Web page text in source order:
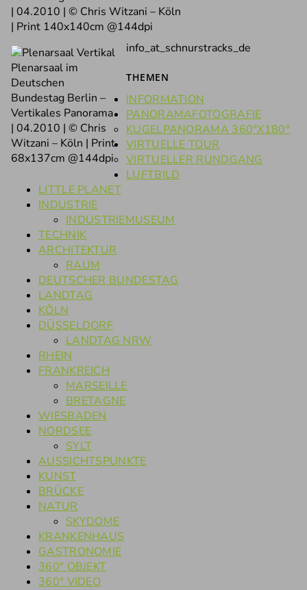
| 04.2010 | © Chris Witzani – Köln
| Print 140x140cm @144dpi
Plenarsaal im
Deutschen
Bundestag Berlin –
Vertikales Panorama
| 04.2010 | © Chris
Witzani – Köln | Print
68x137cm @144dpi
info_at_schnurstracks_de
THEMEN
INFORMATION
PANORAMAFOTOGRAFIE
KUGELPANORAMA 360°X180°
VIRTUELLE TOUR
VIRTUELLER RUNDGANG
LUFTBILD
LITTLE PLANET
INDUSTRIE
INDUSTRIEMUSEUM
TECHNIK
ARCHITEKTUR
RAUM
DEUTSCHER BUNDESTAG
LANDTAG
KÖLN
DÜSSELDORF
LANDTAG NRW
RHEIN
FRANKREICH
MARSEILLE
BRETAGNE
WIESBADEN
NORDSEE
SYLT
AUSSICHTSPUNKTE
KUNST
BRÜCKE
NATUR
SKYDOME
KRANKENHAUS
GASTRONOMIE
360° OBJEKT
360° VIDEO